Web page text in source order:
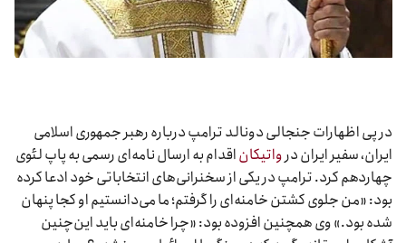
در پی اظهارات جنجالی دونالد ترامپ درباره رهبر جمهوری اسلامی
ایران، سفیر ایران درواتیکاناقدام به ارسال نامه‌ای رسمی به پاپ لئوی
چهاردهم کرد. ترامپ در یکی از سخنرانی‌های انتخاباتی خود ادعا کرده
بود: «من جلوی کشتن خامنه‌ای را گرفتم؛ ما می‌دانستیم او کجا پنهان
شده بود.» وی همچنین افزوده بود: «چرا خامنه‌ای باید این‌چنین